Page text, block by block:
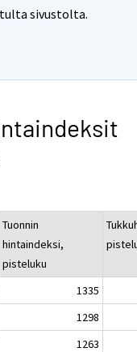
sivustolta.
Tuonnin
hintaindeksi,
pisteluku
1335
1298
1263